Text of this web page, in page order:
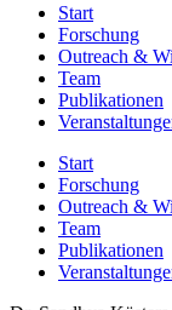
Start
Forschung
Outreach &
Team
Publikationen
Start
Forschung
Outreach &
Team
Publikationen